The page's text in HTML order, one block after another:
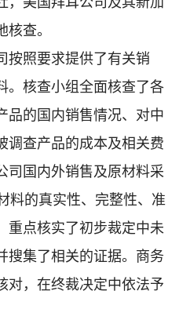
查。
照要求提供了有关销
。核查小组全面核查了各
品的国内销售情况、对中
调查产品的成本及相关费
司国内外销售及原材料采
料的真实性、完整性、准
重点核实了初步裁定中未
搜集了相关的证据。商务
对，在终裁决定中依法予